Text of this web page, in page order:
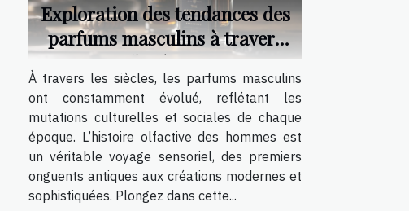
Exploration des tendances des
parfums masculins à travers
les âges
À travers les siècles, les parfums masculins
ont constamment évolué, reflétant les
mutations culturelles et sociales de chaque
époque. L’histoire olfactive des hommes est
un véritable voyage sensoriel, des premiers
onguents antiques aux créations modernes et
sophistiquées. Plongez dans cette...